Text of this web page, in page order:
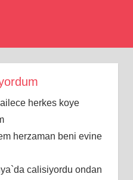
herkes koye
herzaman beni evine
calisiyordu ondan